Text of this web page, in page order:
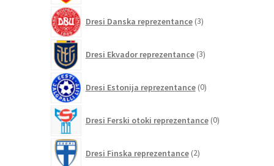
Dresi Danska reprezentance 3izdelki
Dresi Ekvador reprezentance 3izdelki
Dresi Estonija reprezentance 0izdelkov
Dresi Ferski otoki reprezentance 0izdelkov
Dresi Finska reprezentance 2izdelka